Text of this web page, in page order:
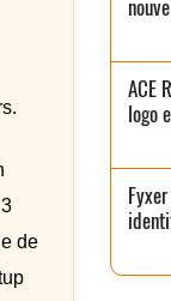
de
ACE
logo